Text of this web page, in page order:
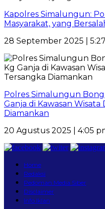
Kapolres Simalungun:
Masyarakat, yang
28 September 2025 |
Polres Simalungun
Ganja di Kawasan
Diamankan
20 Agustus 2025 | 4:05
Home
Redaksi
Pedoman Media Siber
Disclaimer
Info Iklan